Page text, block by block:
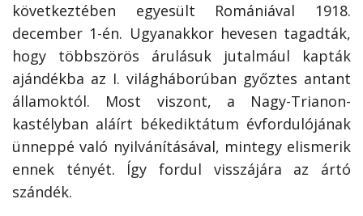
következtében egyesült Romániával 1918.
december 1-én. Ugyanakkor hevesen tagadták,
hogy többszörös árulásuk jutalmául kapták
ajándékba az I. világháborúban győztes antant
államoktól. Most viszont, a Nagy-Trianon-
kastélyban aláírt békediktátum évfordulójának
ünneppé való nyilvánításával, mintegy elismerik
ennek tényét. Így fordul visszájára az ártó
szándék.